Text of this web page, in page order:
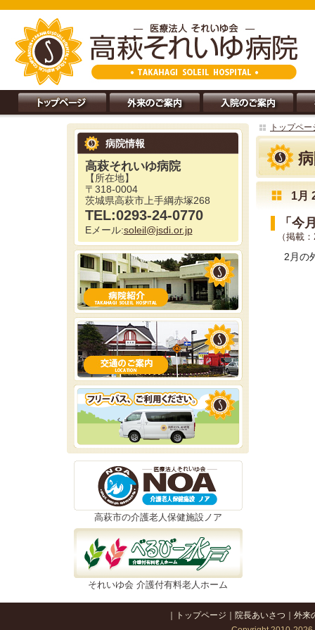
病院情報
高萩それいゆ病院
【所在地】
〒318-0004
茨城県高萩市上手綱赤塚268
TEL:0293-24-0770
Eメール:soleil@jsdi.or.jp
高萩市の介護老人保健施設ノア
それいゆ会 介護付有料老人ホーム
トップペー
1月
「今
（掲載
2月の
トップページ 院長あいさつ
外来